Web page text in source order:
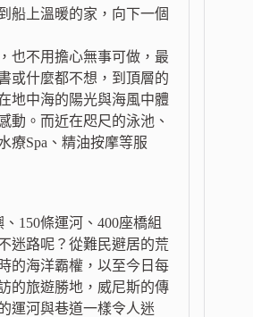
船上溫暖的家，向下一個
也不用擔心無事可做，最
或什麼都不想，到頂層的
地中海的陽光與海風中體
動。而近在咫尺的泳池、
療Spa、精油按摩等服
150條運河、400座橋組
迷路呢？從難民避居的荒
的海洋霸權，以至今日每
的旅遊勝地，威尼斯的傳
運河與巷道一樣令人迷